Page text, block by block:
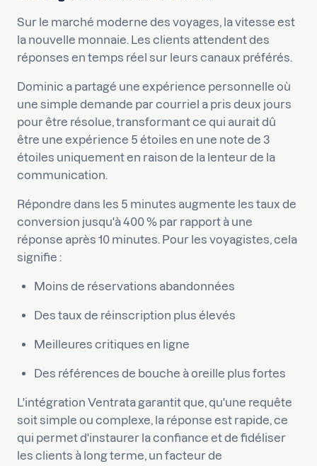
Sur le marché moderne des voyages, la vitesse est
la nouvelle monnaie. Les clients attendent des
réponses en temps réel sur leurs canaux préférés.
Dominic a partagé une expérience personnelle où
une simple demande par courriel a pris deux jours
pour être résolue, transformant ce qui aurait dû
être une expérience 5 étoiles en une note de 3
étoiles uniquement en raison de la lenteur de la
communication.
Répondre dans les 5 minutes augmente les taux de
conversion jusqu'à 400 % par rapport à une
réponse après 10 minutes. Pour les voyagistes, cela
signifie :
Moins de réservations abandonnées
Des taux de réinscription plus élevés
Meilleures critiques en ligne
Des références de bouche à oreille plus fortes
L'intégration Ventrata garantit que, qu'une requête
soit simple ou complexe, la réponse est rapide, ce
qui permet d'instaurer la confiance et de fidéliser
les clients à long terme, un facteur de